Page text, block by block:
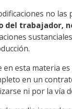
no
del trabajador,
en esta materia
en un
ni por la vía